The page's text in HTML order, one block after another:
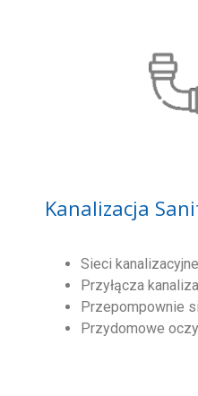
Kanalizacja
Sieci kanalizacyjne
Przyłącza
Przepompownie
Przydomowe